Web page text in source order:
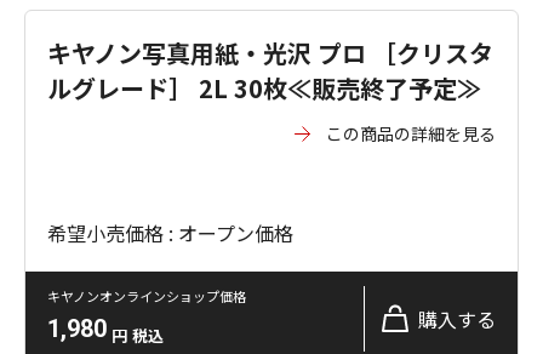
キヤノン写真用紙・光沢 プロ ［クリスタ
ルグレード］ 2L 30枚≪販売終了予定≫
この商品の詳細を見る
希望小売価格 : オープン価格
キヤノンオンラインショップ価格
1,980 円 税込
購入する